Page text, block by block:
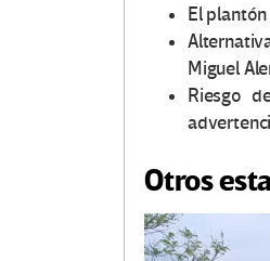
El
Miguel
Riesgo
Otros